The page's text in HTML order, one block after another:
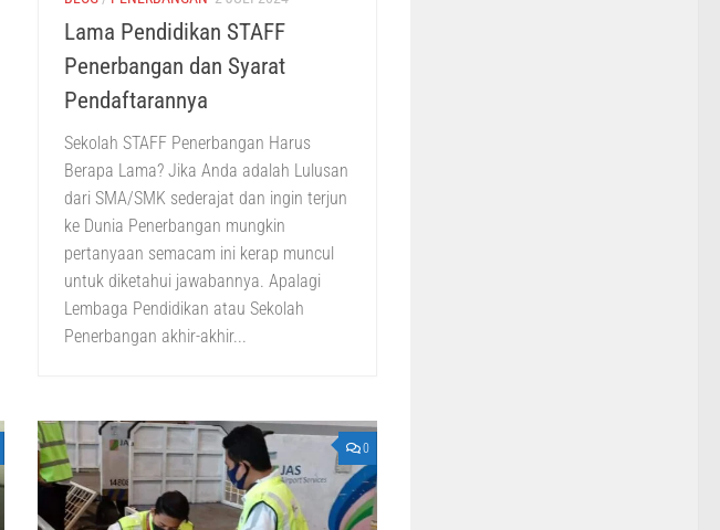
Lama Pendidikan STAFF
Penerbangan dan Syarat
Pendaftarannya
Sekolah STAFF Penerbangan Harus
Berapa Lama? Jika Anda adalah Lulusan
dari SMA/SMK sederajat dan ingin terjun
ke Dunia Penerbangan mungkin
pertanyaan semacam ini kerap muncul
untuk diketahui jawabannya. Apalagi
Lembaga Pendidikan atau Sekolah
Penerbangan akhir-akhir...
0